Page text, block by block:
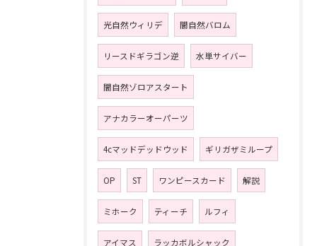
光自然ウィリデ 闇自然バロム
リースドギラゴン逆 水単サイバー
闇自然ゾロアスタート
アナカラーオーパーツ
4cマッドデッドウッド ギリガザミループ
OP ST ワンピースカード 解説
ミホーク ティーチ ルフィ
アイマス ラッカボルシャック